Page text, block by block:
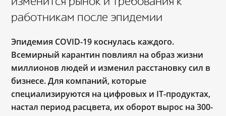
работникам после эпидемии
Эпидемия COVID-19 коснулась каждого.
Всемирный карантин повлиял на образ жизни
миллионов людей и изменил расстановку сил в
бизнесе. Для компаний, которые
специализируются на цифровых и IT-продуктах,
настал период расцвета, их оборот вырос на 300-